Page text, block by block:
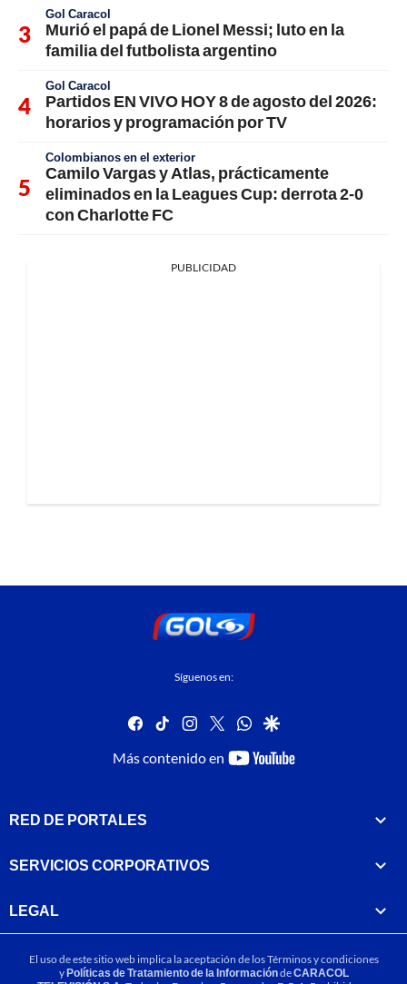
Gol Caracol
Murió el papá de Lionel Messi; luto en la
familia del futbolista argentino
Gol Caracol
Partidos EN VIVO HOY 8 de agosto del 2026:
horarios y programación por TV
Colombianos en el exterior
Camilo Vargas y Atlas, prácticamente
eliminados en la Leagues Cup: derrota 2-0
con Charlotte FC
PUBLICIDAD
Síguenos en:
facebook
tiktok instagram
twitterwhatsapp
google
Más contenido en
youtube-
RED DE PORTALES
SERVICIOS CORPORATIVOS
LEGAL
El uso de este sitio web implica la aceptación de losTérminos y condiciones
yPolíticas de Tratamiento de la InformacióndeCARACOL